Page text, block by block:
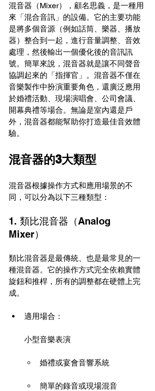
混音器（Mixer），顧名思義，是一種用
來「混合音訊」的設備。它的主要功能
是將多個音源（例如話筒、樂器、播放
器）整合到一起，進行音量調整、音效
處理，然後輸出一個優化後的音訊訊
號。簡單來說，混音器就是讓不同聲音
協調起來的「指揮官」。混音器不僅在
音樂製作中扮演重要角色，還廣泛應用
於婚禮活動、現場演唱會、公司會議、
開幕典禮等場合。無論是室內還是戶
外，混音器都能幫助你打造最佳音效體
驗。
混音器的3大類型
混音器根據操作方式和應用場景的不
同，可以分為以下三種類型：
1. 類比混音器（Analog
Mixer）
類比混音器是最傳統、也是最常見的一
種混音器。它的操作方式完全依賴實體
旋鈕和推桿，所有的調整都在硬體上完
成。
適用場合：
小型音樂表演
婚禮或宴會音響系統
簡單的錄音或現場混音